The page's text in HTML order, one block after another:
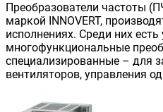
Преобразователи частоты
маркой INNOVERT,
исполнениях. Среди них
многофункциональные
специализированные – для
вентиляторов, управления